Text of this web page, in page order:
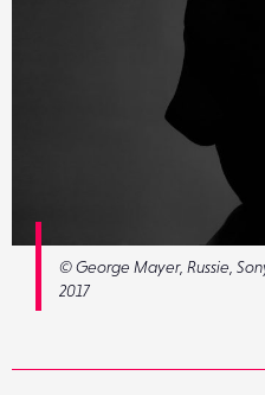
© George Mayer, Russie,
2017